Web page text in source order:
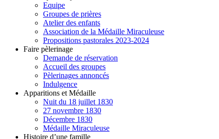
Equipe
Groupes de prières
Atelier des enfants
Association de la Médaille Miraculeuse
Propositions pastorales 2023-2024
Faire pèlerinage
Demande de réservation
Accueil des groupes
Pèlerinages annoncés
Indulgence
Apparitions et Médaille
Nuit du 18 juillet 1830
27 novembre 1830
Décembre 1830
Médaille Miraculeuse
Histoire d’une famille